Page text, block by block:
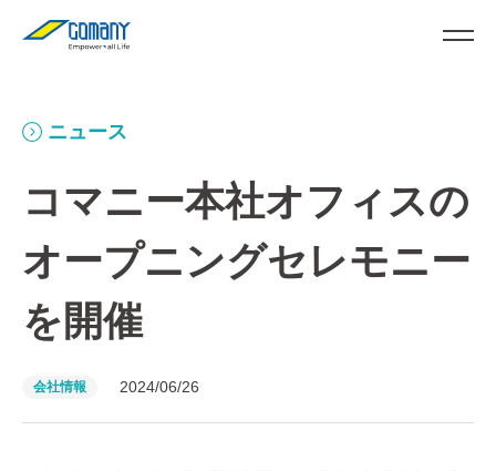
ニュース
コマニー本社オフィスの
オープニングセレモニー
を開催
会社情報 2024/06/26